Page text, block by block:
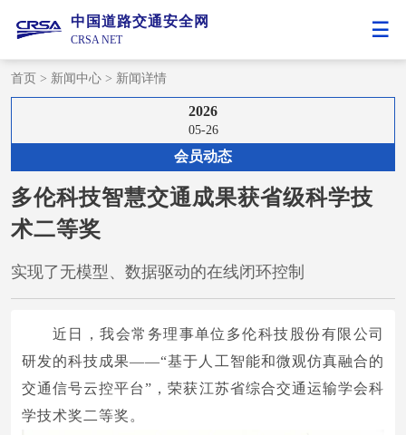
中国道路交通安全网
CRSA NET
首页 > 新闻中心 > 新闻详情
2026
05-26
会员动态
多伦科技智慧交通成果获省级科学技
术二等奖
实现了无模型、数据驱动的在线闭环控制
近日，我会常务理事单位多伦科技股份有限公司
研发的科技成果——“基于人工智能和微观仿真融合的
交通信号云控平台”，荣获江苏省综合交通运输学会科
学技术奖二等奖。